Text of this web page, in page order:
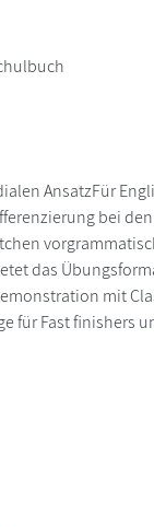
AnsatzFür
bei
das
mit
für Fast finishers